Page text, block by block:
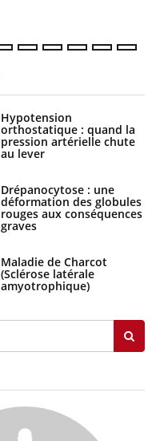
Hypotension
orthostatique : quand la
pression artérielle chute
au lever
Drépanocytose : une
déformation des globules
rouges aux conséquences
graves
Maladie de Charcot
(Sclérose latérale
amyotrophique)